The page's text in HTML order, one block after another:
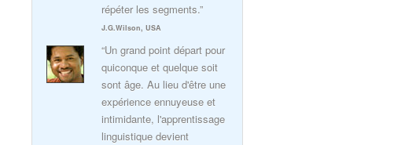
répéter les segments.”
J.G.Wilson, USA
“Un grand point départ pour
quiconque et quelque soit
sont âge. Au lieu d'être une
expérience ennuyeuse et
intimidante, l'apprentissage
linguistique devient